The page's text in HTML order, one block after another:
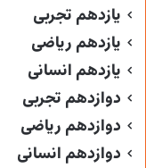
یازدهم تجربی
یازدهم ریاضی
یازدهم انسانی
دوازدهم تجربی
دوازدهم ریاضی
دوازدهم انسانی